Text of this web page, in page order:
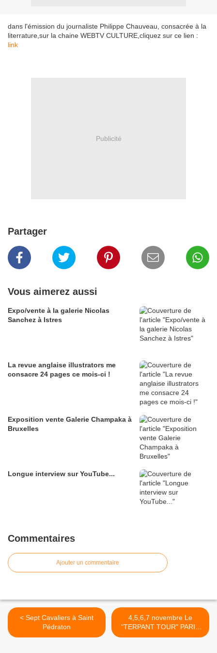
dans l'émission du journaliste Philippe Chauveau, consacrée à la
literrature,sur la chaine WEBTV CULTURE,cliquez sur ce lien :
link
Publicité
Partager
Vous aimerez aussi
Expo/vente à la galerie Nicolas
Sanchez à Istres
La revue anglaise illustrators me
consacre 24 pages ce mois-ci !
Exposition vente Galerie Champaka à
Bruxelles
Longue interview sur YouTube...
Commentaires
Ajouter un commentaire
< Sept Cavaliers à Saint
Pédraton
4,5,6,7 novembre Le
"TERPANT TOUR" PARIS
ET BRIVES >